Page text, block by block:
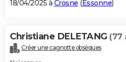
18/04/2025 à Crosne (Essonne)
Christiane DELETANG (77
Créer une cagnotte obsèques